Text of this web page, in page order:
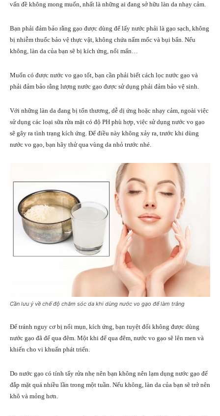
vấn đề không mong muốn, nhất là những ai đang sở hữu làn da nhạy cảm.
Bạn phải đảm bảo rằng gạo được dùng để lấy nước phải là gạo sạch, không
bị nhiễm thuốc bảo vệ thực vật, không chứa nấm mốc và bụi bẩn. Nếu
không, làn da của bạn sẽ bị kích ứng, nổi mẩn…
Muốn có được nước vo gạo tốt, bạn cần phải biết cách lọc nước gạo và
phải đảm bảo rằng lượng nước gạo được sử dụng phải đảm bảo vệ sinh.
Với những làn da đang bị tổn thương, dễ dị ứng hoặc nhạy cảm, ngoài việc
sử dụng các loại sữa rửa mặt có độ PH phù hợp, việc sử dụng nước vo gạo
sẽ gây ra tình trạng kích ứng. Để điều này không xảy ra, trước khi dùng
nước vo gạo, bạn hãy thử qua vùng da nhỏ trước nhé.
Cần lưu ý về chế độ chăm sóc da khi dùng nước vo gạo để làm trắng
Để tránh nguy cơ bị nổi mụn, kích ứng, bạn tuyệt đối không được dùng
nước gạo đã để qua đêm. Một khi để qua đêm, nước vo gạo sẽ lên men và
khiến cho vi khuẩn phát triển.
Do nước gạo có tính tẩy rửa nhẹ nên bạn không nên lạm dụng nước gạo để
đắp mặt quá nhiều lần trong một tuần. Nếu không, làn da của bạn sẽ trở nên
khô và mỏng hơn.